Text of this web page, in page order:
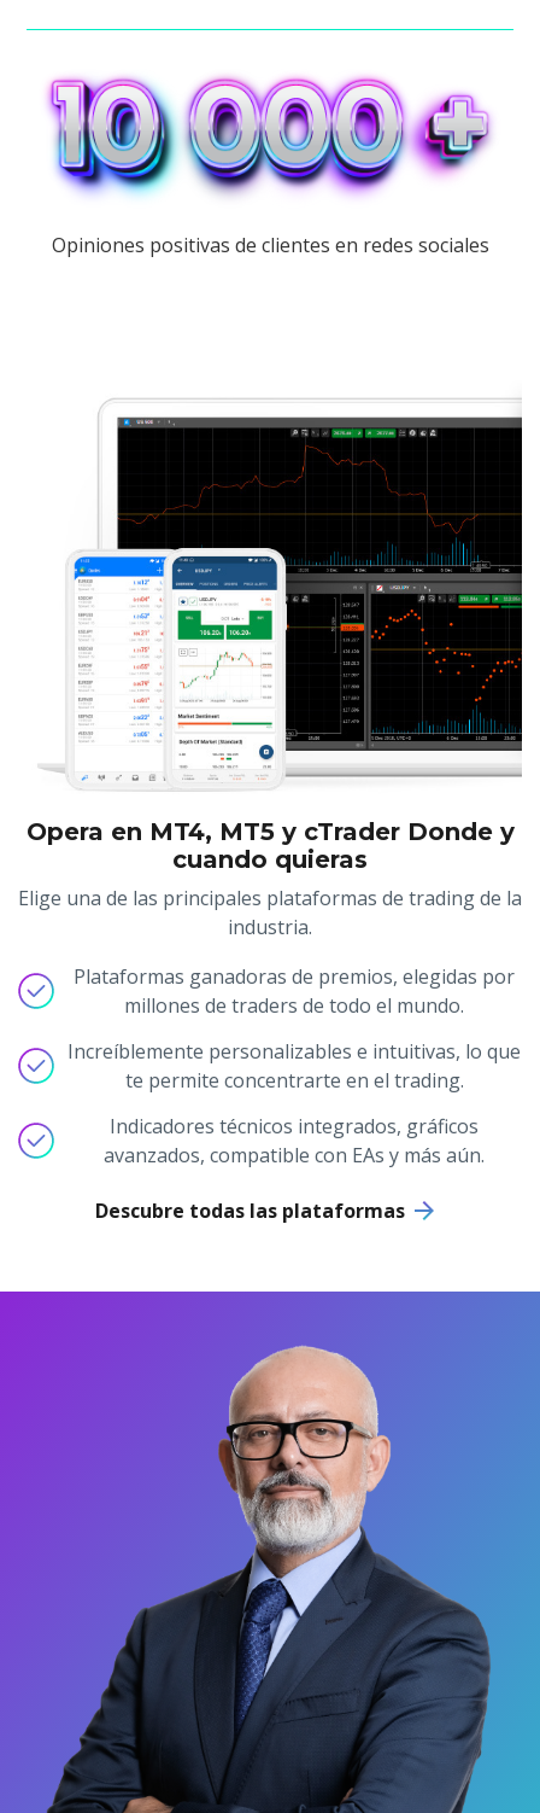
Opiniones positivas de clientes en redes sociales
Opera en MT4, MT5 y cTrader Donde y
cuando quieras
Elige una de las principales plataformas de trading de la
industria.
Plataformas ganadoras de premios, elegidas por
millones de traders de todo el mundo.
Increíblemente personalizables e intuitivas, lo que
te permite concentrarte en el trading.
Indicadores técnicos integrados, gráficos
avanzados, compatible con EAs y más aún.
Descubre todas las plataformas